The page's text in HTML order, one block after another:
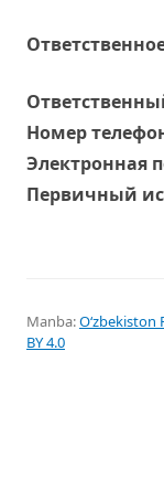
Номер
Электронная
Первичный
Manba:
BY 4.0